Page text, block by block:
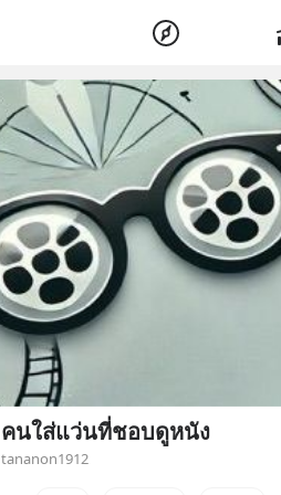
คนใส่แว่นที่ชอบดูหนัง
tananon1912